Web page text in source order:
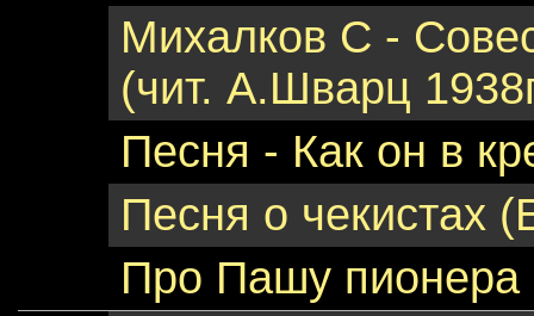
Михалков С -
(чит. А.Шварц
Песня - Как он в
Песня о чекистах
Про Пашу пионера